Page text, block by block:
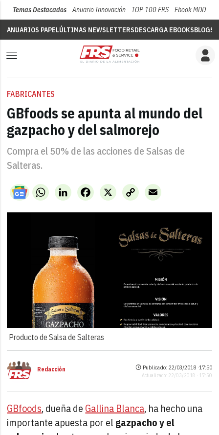
Temas Destacados Anuario Innovación TOP 100 FRS Ebook MDD
ANUARIOS PAPELÚLTIMAS NEWSLETTERSDESCARGA EBOOKSBLOGS
FABRICANTES
GBfoods se apunta al mundo del
gazpacho y del salmorejo
Compra el 50% de las acciones de Salsas de
Salteras.
WhatsAppLinkedIn X
Facebook
Copy
Link
Email
Producto de Salsa de Salteras
Redacción Publicado: 22/03/2018 ·17:50
Actualizado: 22/03/2018 · 17:50
GBfoods, dueña de Gallina Blanca, ha hecho una
importante apuesta por el gazpacho y el